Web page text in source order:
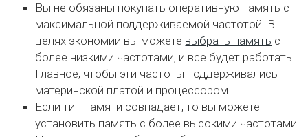
Вы не обязаны покупать оперативную память с
максимальной поддерживаемой частотой. В
целях экономии вы можете выбрать память с
более низкими частотами, и все будет работать.
Главное, чтобы эти частоты поддерживались
материнской платой и процессором.
Если тип памяти совпадает, то вы можете
установить память с более высокими частотами.